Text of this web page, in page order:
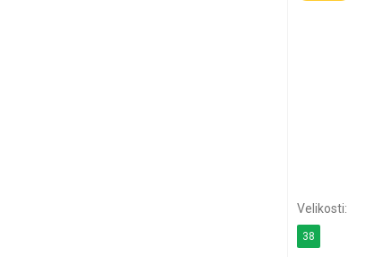
38